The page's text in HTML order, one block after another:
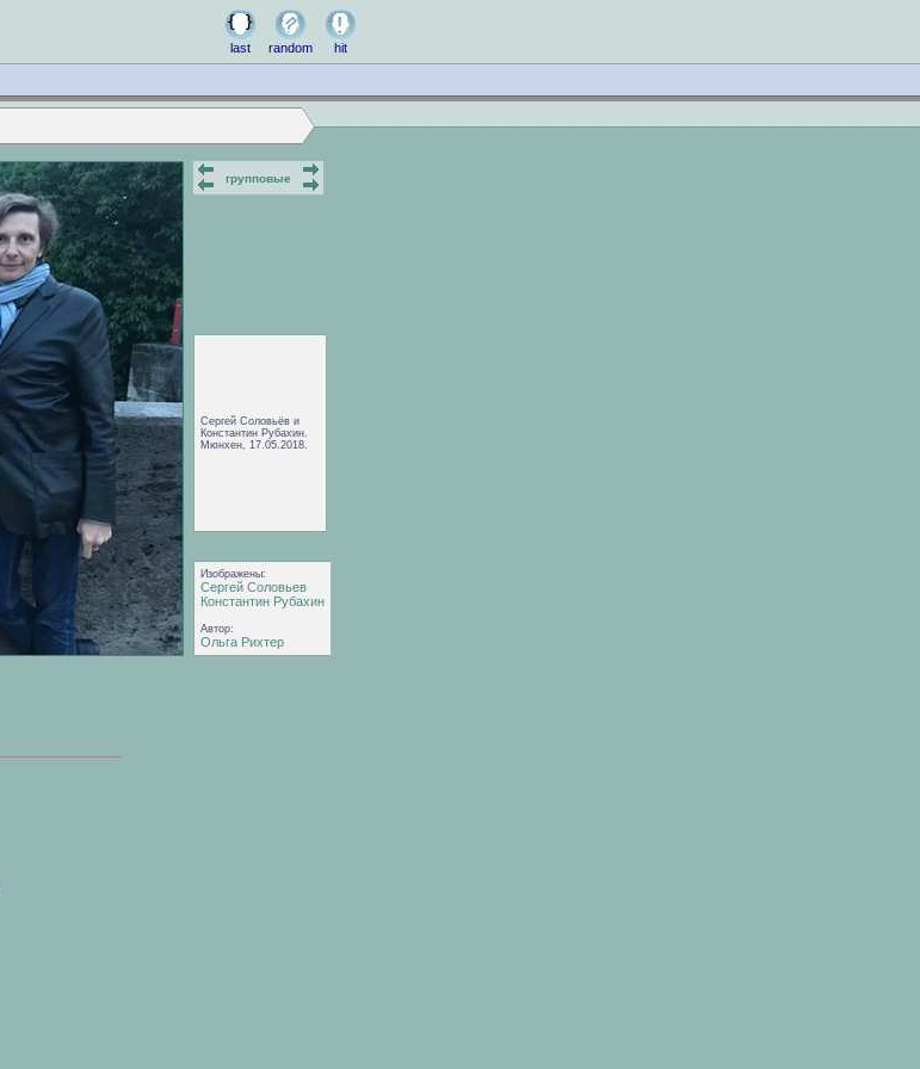
last random hit
групповые
Сергей Соловьёв и
Константин Рубахин.
Мюнхен, 17.05.2018.
Изображены:
Сергей Соловьев
Константин Рубахин
Автор:
Ольга Рихтер